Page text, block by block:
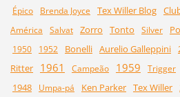
Épico
Brenda Joyce Tex Willer Blog
América
Salvat Zorro Tonto Silver
1950
1952 Bonelli Aurelio Galleppini
Ritter
1961 Campeão 1959 Trigger
1948
Umpa-pá Ken Parker Tex Willer